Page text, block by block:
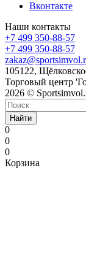
Вконтакте
Наши контакты
+7 499 350-88-57
+7 499 350-88-57
105122,
Торговый центр
2026 ©
Найти
0
0
0
Корзина